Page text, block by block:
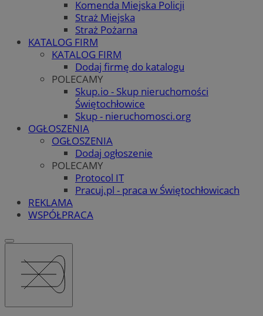
Komenda Miejska Policji
Straż Miejska
Straż Pożarna
KATALOG FIRM
KATALOG FIRM
Dodaj firmę do katalogu
POLECAMY
Skup.io - Skup nieruchomości
Świętochłowice
Skup - nieruchomosci.org
OGŁOSZENIA
OGŁOSZENIA
Dodaj ogłoszenie
POLECAMY
Protocol IT
Pracuj.pl - praca w Świętochłowicach
REKLAMA
WSPÓŁPRACA